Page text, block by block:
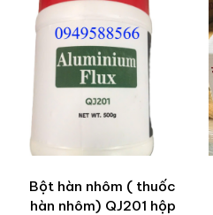
Bột hàn nhôm ( thuốc
hàn nhôm) QJ201 hộp